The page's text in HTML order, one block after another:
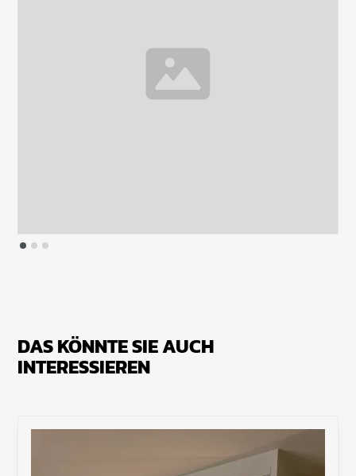
DAS KÖNNTE SIE AUCH
INTERESSIEREN